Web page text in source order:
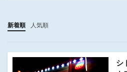
新着順 人気順
シ